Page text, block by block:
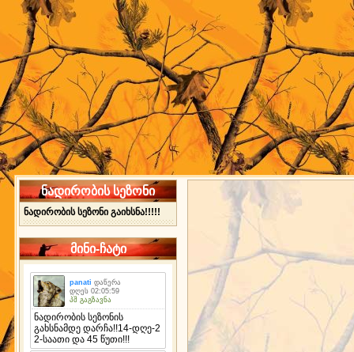
ნადირობის სეზონი
ნადირობის სეზონი გაიხსნა!!!!!
მინი-ჩატი